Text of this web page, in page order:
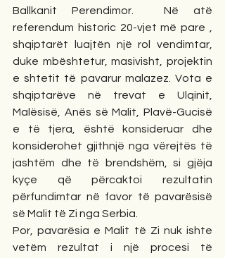
Ballkanit Perendimor.  Në atë
referendum historic 20-vjet më pare ,
shqiptarët luajtën një rol vendimtar,
duke mbështetur, masivisht, projektin
e shtetit të pavarur malazez. Vota e
shqiptarëve në trevat e Ulqinit,
Malësisë, Anës së Malit, Plavë-Gucisë
e të tjera, është konsideruar dhe
konsiderohet gjithnjë nga vërejtës të
jashtëm dhe të brendshëm, si gjëja
kyçe që përcaktoi rezultatin
përfundimtar në favor të pavarësisë
së Malit të Zi nga Serbia.
Por, pavarësia e Malit të Zi nuk ishte
vetëm rezultat i një procesi të